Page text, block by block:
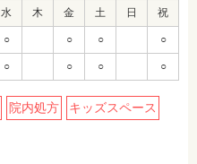
水 木 金 土 日 祝
○ ○ ○ ○
○ ○ ○ ○
院内処方 キッズスペース